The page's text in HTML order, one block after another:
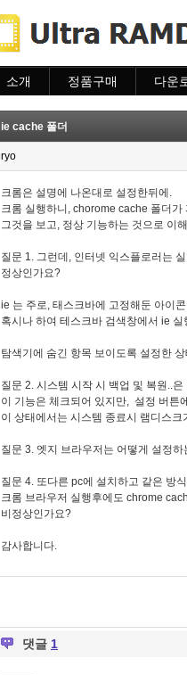
소개 정품구매
이용안내
다운
ie cache 폴더
ryo
크롬은 설명에 나온대로 설정한뒤에.
크롬 실행하니, chorome cache 폴더가
그것을 보고, 정상 기능하는 것으로 이
질문 1. 그런데, 인터넷 익스플로러는
정상인가요?
ie 는 주로, 태스크바에 고정해둔 아이
혹시나 하여 테스크바 검색창에서 ie
탐색기에 숨긴 항목 보이도록 설정한
질문 2. 시스템 시작 시 백업 및 복원..
이 기능은 체크되어 있지만, 설정 버튼
이 상태에서는 시스템 종료시 램디스
질문 3. 엣지 브라우저는 어떻게 설정하
질문 4. 또다른 pc에 설치하고 같은 방
크롬 브라우저 실행후에도 chrome
비정상인가요?
감사합니다.
댓글 1